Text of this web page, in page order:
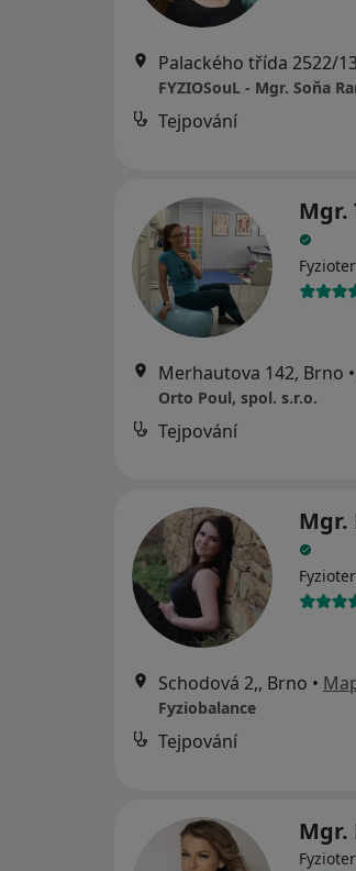
Palackého třída 2522/
FYZIOSouL - Mgr. Soňa
Tejpování
Mgr.
Merhautova 142, Brno •
Orto Poul, spol. s.r.o.
Tejpování
Mgr.
Schodová 2,, Brno •
Fyziobalance
Tejpování
Mgr.